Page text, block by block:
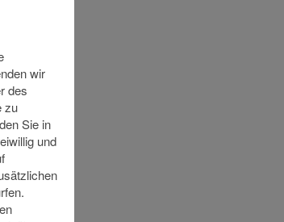
wir
des
zu
Sie in
und